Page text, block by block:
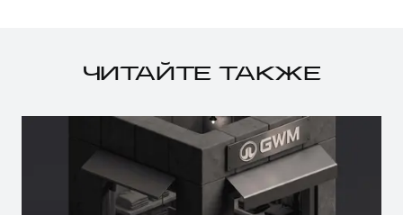
ЧИТАЙТЕ ТАКЖЕ